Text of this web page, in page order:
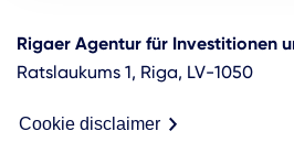
Rigaer Agentur für Investitionen
Ratslaukums 1, Riga, LV-1050
Cookie disclaimer